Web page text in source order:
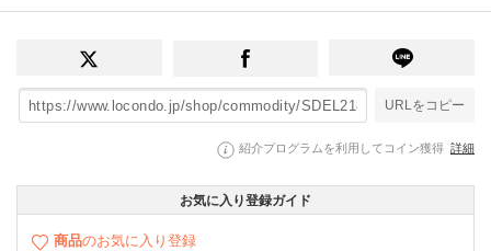
URLをコピー
紹介プログラムを利用してコイン獲得 詳細
お気に入り登録ガイド
商品のお気に入り登録